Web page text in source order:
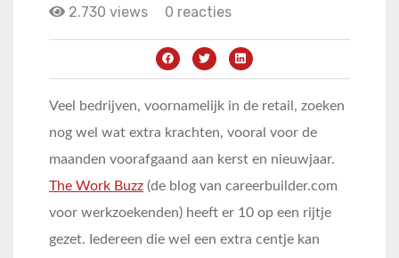
2.730 views
0 reacties
Veel bedrijven, voornamelijk in de retail, zoeken
nog wel wat extra krachten, vooral voor de
maanden voorafgaand aan kerst en nieuwjaar.
The Work Buzz (de blog van careerbuilder.com
voor werkzoekenden) heeft er 10 op een rijtje
gezet. Iedereen die wel een extra centje kan